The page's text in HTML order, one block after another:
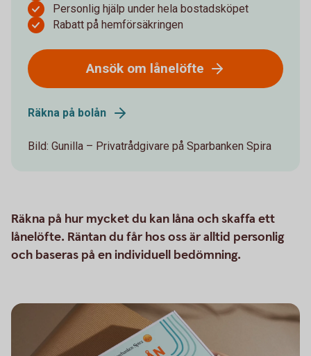
Personlig hjälp under hela bostadsköpet
Rabatt på hemförsäkringen
Ansök om lånelöfte
Räkna på bolån
Bild: Gunilla – Privatrådgivare på Sparbanken Spira
Räkna på hur mycket du kan låna och skaffa ett
lånelöfte. Räntan du får hos oss är alltid personlig
och baseras på en individuell bedömning.